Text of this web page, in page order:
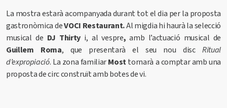
La mostra estarà acompanyada durant tot el dia per la proposta
gastronòmica deVOCI Restaurant.Al migdia hi haurà la selecció
musical de DJ Thirty i, al vespre,amb l’actuació musical de
Guillem Roma, que presentarà el seu nou disc Ritual
d’expropiació. La zona familiarMosttornarà a comptar amb una
proposta de circ construït amb botes de vi.